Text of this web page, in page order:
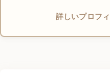
詳しいプロフ